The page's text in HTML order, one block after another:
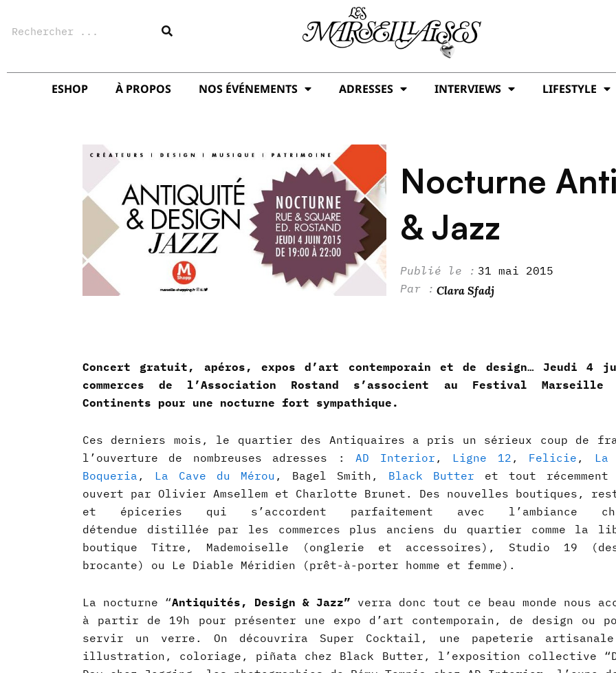
ESHOP À PROPOS NOS ÉVÉNEMENTS ADRESSES INTERVIEWS LIFESTYLE
Nocturne
& Jazz
31 mai 2015
Clara Sfadj
Concert gratuit, apéros, expos d’art contemporain et de design… Jeudi 4
commerces de l’Association Rostand s’associent au Festival
Continents pour une nocturne fort sympathique.
Ces derniers mois, le quartier des Antiquaires a pris un sérieux coup de
l’ouverture de nombreuses adresses : AD Interior , Ligne 12 , Felicie ,
La
Boqueria , La Cave du Mérou , Bagel Smith, Black Butter et tout récemment
ouvert par Olivier Amsellem et Charlotte Brunet. Des nouvelles boutiques,
et épiceries qui s’accordent parfaitement avec l’ambiance
détendue distillée par les commerces plus anciens du quartier comme la
boutique Titre, Mademoiselle (onglerie et accessoires), Studio 19
brocante) ou Le Diable Méridien (prêt-à-porter homme et femme).
La nocturne “Antiquités, Design & Jazz” verra donc tout ce beau monde nous
à partir de 19h pour présenter une expo d’art contemporain, de design ou
servir un verre. On découvrira Super Cocktail, une papeterie artisanale
illustration, coloriage, piñata chez Black Butter, l’exposition collective